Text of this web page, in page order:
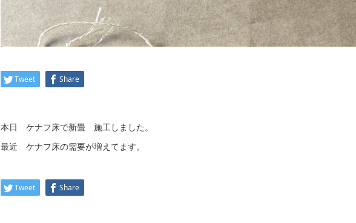
Tweet Share
本日 ケナフ床で新畳 施工しました。
最近 ケナフ床の需要が増えてます。
Tweet Share